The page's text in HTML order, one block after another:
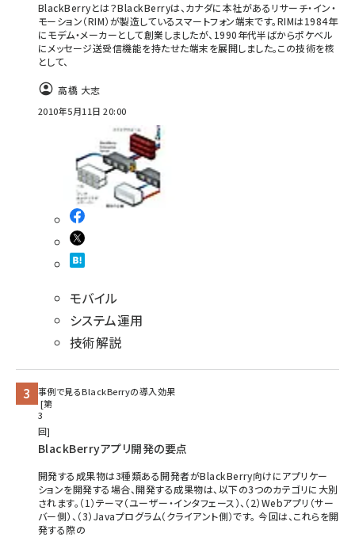
BlackBerryとは？BlackBerryは、カナダに本社があるリサーチ・イン・
モーション（RIM）が製造しているスマートフォン端末です。RIMは1984年
にモデム・メーカーとして創業しましたが、1990年代半ばからポケベル
にメッセージ送受信機能を持たせた端末を展開しました。この技術を核
として、
高橋 大志
2010年5月11日 20:00
モバイル
システム運用
技術解説
事例で見るBlackBerryの導入効果
第
3
回
BlackBerryアプリ開発の要点
開発する成果物は3種類ある開発者がBlackBerry向けにアプリケー
ションを開発する場合、開発する成果物は、以下の3つのカテゴリに大別
されます。（1）テーマ（ユーザー・インタフェース）、（2）Webアプリ（サー
バー側）、（3）Javaプログラム（クライアント側）です。 今回は、これらを開
発する際の